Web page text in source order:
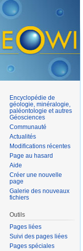
Encyclopédie de
géologie, minéralogie,
paléontologie et autres
Géosciences
Communauté
Actualités
Modifications récentes
Page au hasard
Aide
Créer une nouvelle
page
Galerie des nouveaux
fichiers
Outils
Pages liées
Suivi des pages liées
Pages spéciales